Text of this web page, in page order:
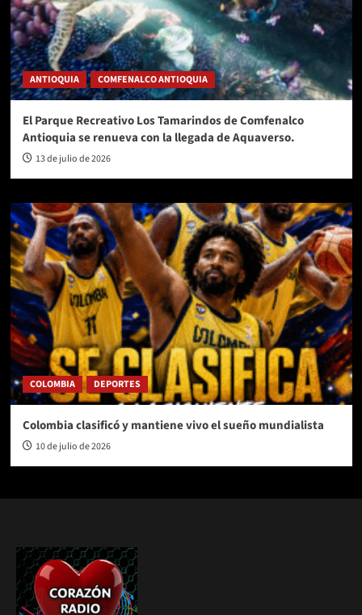
ANTIOQUIA COMFENALCO ANTIOQUIA
El Parque Recreativo Los Tamarindos de Comfenalco
Antioquia se renueva con la llegada de Aquaverso.
13 de julio de 2026
COLOMBIA DEPORTES
Colombia clasificó y mantiene vivo el sueño mundialista
10 de julio de 2026